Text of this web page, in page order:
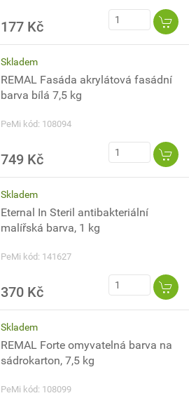
177 Kč
Skladem
REMAL Fasáda akrylátová fasádní
barva bílá 7,5 kg
PeMi kód: 108094
749 Kč
Skladem
Eternal In Steril antibakteriální
malířská barva, 1 kg
PeMi kód: 141627
370 Kč
Skladem
REMAL Forte omyvatelná barva na
sádrokarton, 7,5 kg
PeMi kód: 108099